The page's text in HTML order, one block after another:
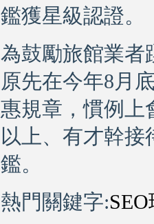
鑑獲星級認證。
為鼓勵旅館業者
原先在今年8月
惠規章，慣例上
以上、有才幹
鑑。
熱門關鍵字:SEO